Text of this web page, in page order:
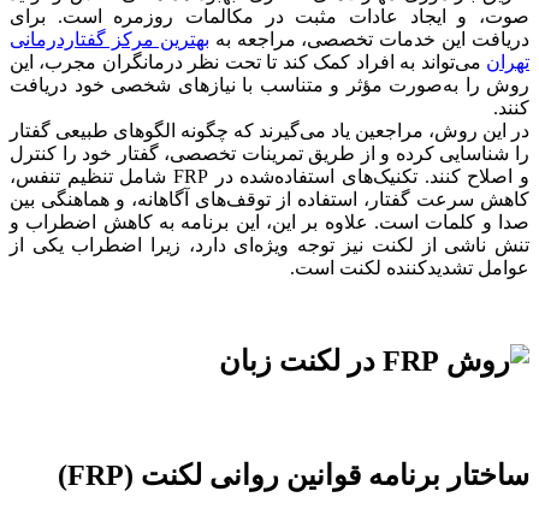
صوت، و ایجاد عادات مثبت در مکالمات روزمره است. برای
دریافت این خدمات تخصصی، مراجعه به بهترین مرکز گفتاردرمانی
تهران می‌تواند به افراد کمک کند تا تحت نظر درمانگران مجرب، این
روش را به‌صورت مؤثر و متناسب با نیازهای شخصی خود دریافت
کنند.
در این روش، مراجعین یاد می‌گیرند که چگونه الگوهای طبیعی گفتار
را شناسایی کرده و از طریق تمرینات تخصصی، گفتار خود را کنترل
و اصلاح کنند. تکنیک‌های استفاده‌شده در FRP شامل تنظیم تنفس،
کاهش سرعت گفتار، استفاده از توقف‌های آگاهانه، و هماهنگی بین
صدا و کلمات است. علاوه بر این، این برنامه به کاهش اضطراب و
تنش ناشی از لکنت نیز توجه ویژه‌ای دارد، زیرا اضطراب یکی از
عوامل تشدیدکننده لکنت است.
ساختار برنامه قوانین روانی لکنت (FRP)